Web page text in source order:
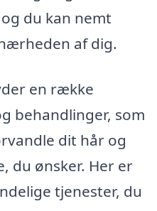
du kan nemt
af dig.
en række
behandlinger, som
dit hår og
du ønsker. Her er
tjenester, du